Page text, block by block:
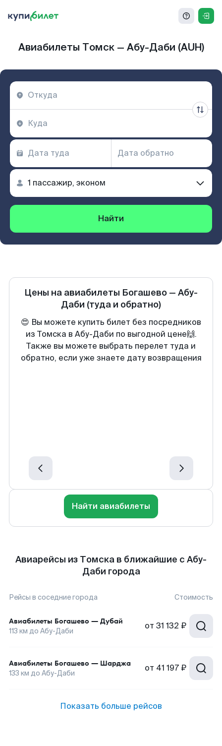
Авиабилеты Томск — Абу-Даби (AUH)
Найти
Цены на авиабилеты Богашево — Абу-
Даби (туда и обратно)
😍 Вы можете купить билет без посредников
из Томска в Абу-Даби по выгодной цене🙌.
Также вы можете выбрать перелет туда и
обратно, если уже знаете дату возвращения
Найти авиабилеты
Авиарейсы из Томска в ближайшие с Абу-
Даби города
Рейсы в соседние города Стоимость
Авиабилеты Богашево — Дубай
113 км до Абу-Даби от 31 132 ₽
Авиабилеты Богашево — Шарджа
133 км до Абу-Даби от 41 197 ₽
Показать больше рейсов